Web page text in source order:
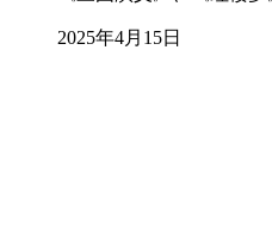
2025年4月15日